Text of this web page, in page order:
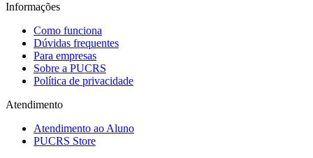
Informações
Como funciona
Dúvidas frequentes
Para empresas
Sobre a PUCRS
Política de privacidade
Atendimento
Atendimento ao Aluno
PUCRS Store